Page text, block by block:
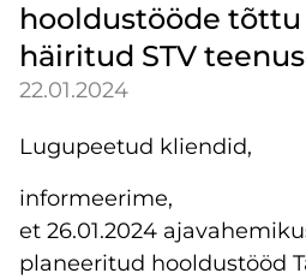
Internet
TV
Telefon
Abi
Pood
Kontaktid
Uudised
hooldustööde tõttu
häiritud STV
22.01.2024
Lugupeetud kliendid,
informeerime,
et 26.01.2024
planeeritud hooldustööd